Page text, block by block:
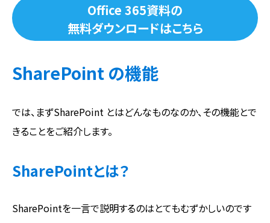
Office 365資料の
無料ダウンロードはこちら
SharePoint の機能
では、まずSharePoint とはどんなものなのか、その機能とで
きることをご紹介します。
SharePointとは？
SharePointを一言で説明するのはとてもむずかしいのです